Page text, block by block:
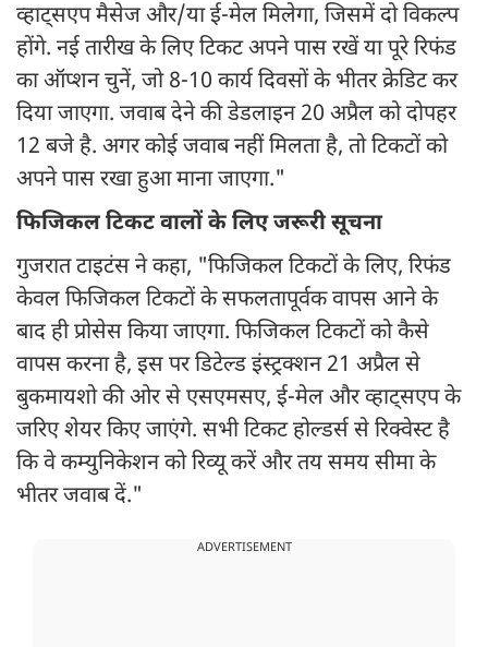
व्हाट्सएप मैसेज और/या ई-मेल मिलेगा, जिसमें दो विकल्प
होंगे. नई तारीख के लिए टिकट अपने पास रखें या पूरे रिफंड
का ऑप्शन चुनें, जो 8-10 कार्य दिवसों के भीतर क्रेडिट कर
दिया जाएगा. जवाब देने की डेडलाइन 20 अप्रैल को दोपहर
12 बजे है. अगर कोई जवाब नहीं मिलता है, तो टिकटों को
अपने पास रखा हुआ माना जाएगा."
फिजिकल टिकट वालों के लिए जरूरी सूचना
गुजरात टाइटंस ने कहा, "फिजिकल टिकटों के लिए, रिफंड
केवल फिजिकल टिकटों के सफलतापूर्वक वापस आने के
बाद ही प्रोसेस किया जाएगा. फिजिकल टिकटों को कैसे
वापस करना है, इस पर डिटेल्ड इंस्ट्रक्शन 21 अप्रैल से
बुकमायशो की ओर से एसएमसए, ई-मेल और व्हाट्सएप के
जरिए शेयर किए जाएंगे. सभी टिकट होल्डर्स से रिक्वेस्ट है
कि वे कम्युनिकेशन को रिव्यू करें और तय समय सीमा के
भीतर जवाब दें."
ADVERTISEMENT